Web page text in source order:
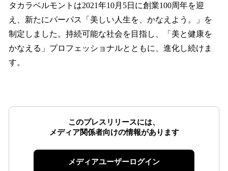
タカラベルモントは2021年10月5日に創業100周年を迎
え、新たにパーパス「美しい人生を、かなえよう。」を
制定しました。持続可能な社会を目指し、「美と健康を
かなえる」プロフェッショナルとともに、進化し続けま
す。
このプレスリリースには、
メディア関係者向けの情報があります
メディアユーザーログイン